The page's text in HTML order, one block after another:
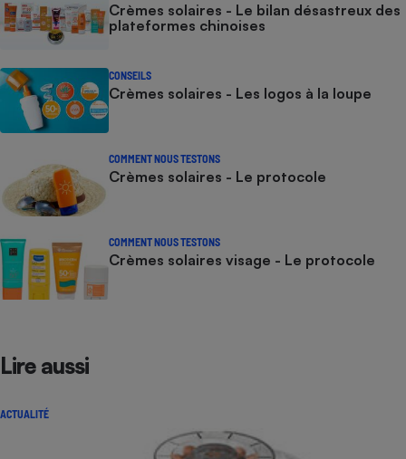
Crèmes solaires - Le bilan désastreux des
plateformes chinoises
CONSEILS
Crèmes solaires - Les logos à la loupe
COMMENT NOUS TESTONS
Crèmes solaires - Le protocole
COMMENT NOUS TESTONS
Crèmes solaires visage - Le protocole
Lire aussi
ACTUALITÉ